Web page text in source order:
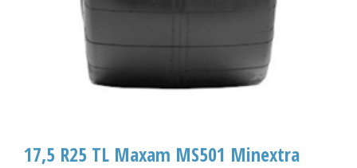
17,5 R25 TL Maxam MS501 Minextra